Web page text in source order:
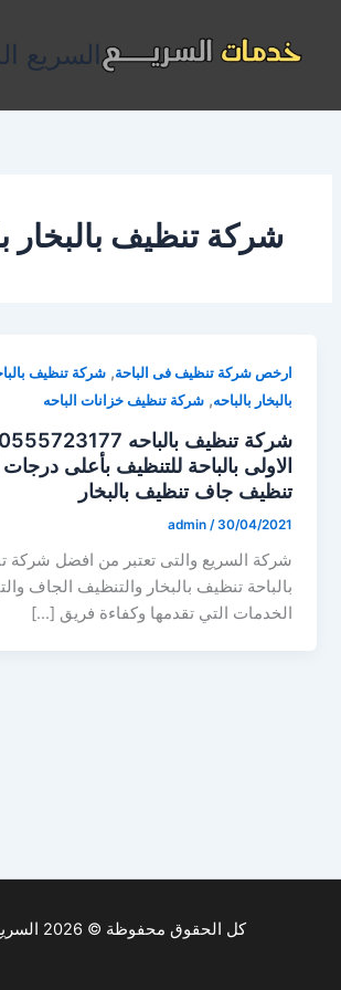
المحتوى
السريع
شركة تنظيف بالبخار
ارخص شركة تنظيف فى الباحة,شركة تنظيف
بالبخار بالباحه,شركة تنظيف خزانات الباحه
الاولى بالباحة للتنظيف بأعلى
تنظيف جاف تنظيف بالبخار
admin /30/04/2021
شركة السريع والتى تعتبر من افضل شركة
بالباحة تنظيف بالبخار والتنظيف الجاف
الخدمات التي تقدمها وكفاءة فريق […]
كل الحقوق محفوظة © 2026 السريع الدولي